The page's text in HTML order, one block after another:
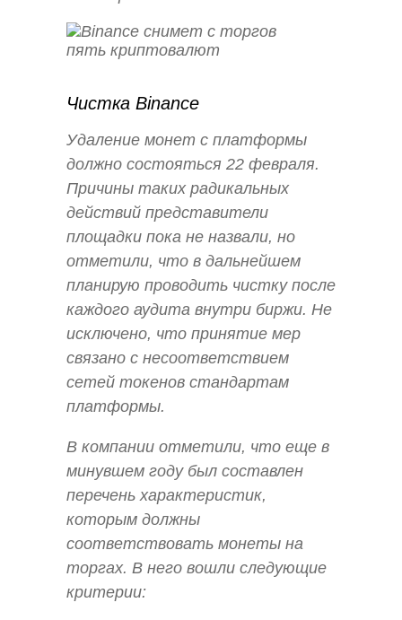
Чистка Binance
Удаление монет с платформы
должно состояться 22 февраля.
Причины таких радикальных
действий представители
площадки пока не назвали, но
отметили, что в дальнейшем
планирую проводить чистку после
каждого аудита внутри биржи. Не
исключено, что принятие мер
связано с несоответствием
сетей токенов стандартам
платформы.
В компании отметили, что еще в
минувшем году был составлен
перечень характеристик,
которым должны
соответствовать монеты на
торгах. В него вошли следующие
критерии: